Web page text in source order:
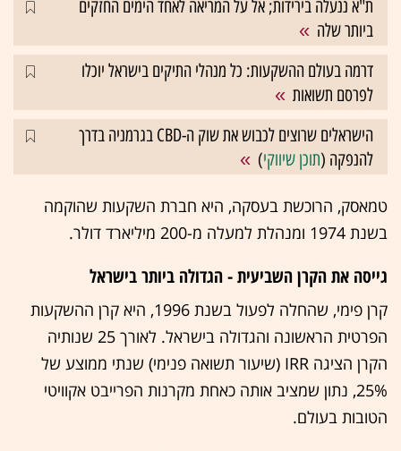
ת"א ננעלה בירידות; אל על המריאה לאחד הימים החזקים
ביותר שלה
דרמה בעולם ההשקעות: כל מנהלי התיקים בישראל יוכלו
לפרסם תשואות
הישראלים שרוצים לכבוש את שוק ה-CBD בגרמניה בדרך
להנפקה (תוכן שיווקי)
טמאסק, הרוכשת בעסקה, היא חברת השקעות שהוקמה
בשנת 1974 ומנהלת למעלה מ-200 מיליארד דולר.
גייסה את הקרן השביעית - הגדולה ביותר בישראל
קרן פימי, שהחלה לפעול בשנת 1996, היא קרן ההשקעות
הפרטית הראשונה והגדולה בישראל. לאורך 25 שנותיה
הקרן הציגה IRR (שיעור תשואה פנימי) שנתי ממוצע של
25%, נתון שמציב אותה כאחת מקרנות הפרייבט אקוויטי
הטובות בעולם.